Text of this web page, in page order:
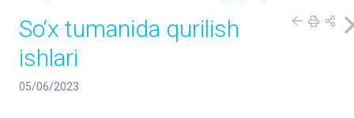
So‘x tumanida qurilish
ishlari
05/06/2023